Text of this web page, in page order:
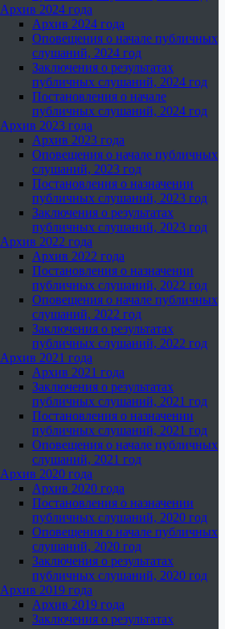
Архив 2024 года
Архив 2024 года
Оповещения о начале публичных
слушаний, 2024 год
Заключения о результатах
публичных слушаний, 2024 год
Постановления о начале
публичных слушаний, 2024 год
Архив 2023 года
Архив 2023 года
Оповещения о начале публичных
слушаний, 2023 год
Постановления о назначении
публичных слушаний, 2023 год
Заключения о результатах
публичных слушаний, 2023 год
Архив 2022 года
Архив 2022 года
Постановления о назначении
публичных слушаний, 2022 год
Оповещения о начале публичных
слушаний, 2022 год
Заключения о результатах
публичных слушаний, 2022 год
Архив 2021 года
Архив 2021 года
Заключения о результатах
публичных слушаний, 2021 год
Постановления о назначении
публичных слушаний, 2021 год
Оповещения о начале публичных
слушаний, 2021 год
Архив 2020 года
Архив 2020 года
Постановления о назначении
публичных слушаний, 2020 год
Оповещения о начале публичных
слушаний, 2020 год
Заключения о результатах
публичных слушаний, 2020 год
Архив 2019 года
Архив 2019 года
Заключения о результатах